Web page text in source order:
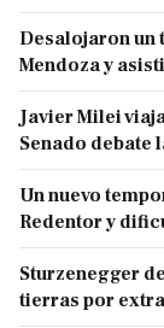
Desalojaron un
Mendoza y
Javier Milei
Senado debate
Un nuevo
Redentor y
Sturzenegger
tierras por